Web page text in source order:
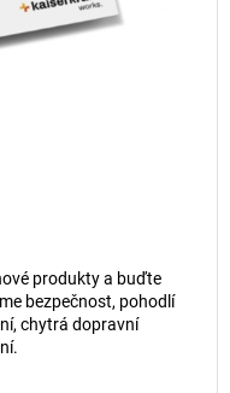
produkty a buďte
bezpečnost, pohodlí
chytrá dopravní